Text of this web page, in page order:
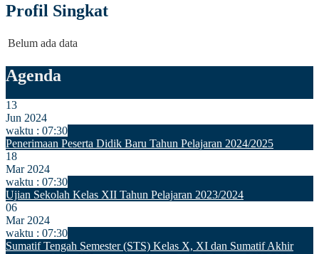
Profil Singkat
Belum ada data
Agenda
13
Jun 2024
waktu : 07:30
Penerimaan Peserta Didik Baru Tahun Pelajaran 2024/2025
18
Mar 2024
waktu : 07:30
Ujian Sekolah Kelas XII Tahun Pelajaran 2023/2024
06
Mar 2024
waktu : 07:30
Sumatif Tengah Semester (STS) Kelas X, XI dan Sumatif Akhir